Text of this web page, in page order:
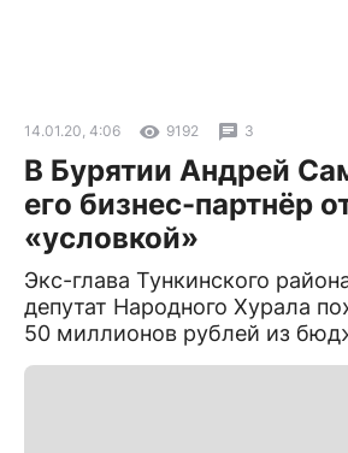
14.01.20, 4:06 9192 3
В Бурятии Андрей
его бизнес-партнёр
«условкой»
Экс-глава Тункинского
депутат Народного Хурала
50 миллионов рублей из